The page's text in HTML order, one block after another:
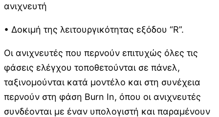
ανιχνευτή
• Δοκιμή της λειτουργικότητας εξόδου “R”.
Οι ανιχνευτές που περνούν επιτυχώς όλες τις
φάσεις ελέγχου τοποθετούνται σε πάνελ,
ταξινομούνται κατά μοντέλο και στη συνέχεια
περνούν στη φάση Burn In, όπου οι ανιχνευτές
συνδέονται με έναν υπολογιστή και παραμένουν